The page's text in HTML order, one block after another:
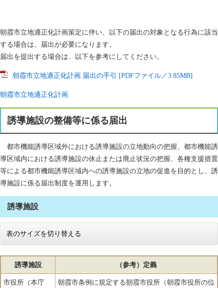
朝霞市立地適正化計画策定に伴い、以下の届出の対象となる行為に該当
する場合は、届出が必要になります。
届出を提出する場合は、以下を参考にしてください。
朝霞市立地適正化計画 届出の手引 [PDFファイル／3.85MB]
朝霞市立地適正化計画
誘導施設の整備等に係る届出
都市機能誘導区域外における誘導施設の立地動向の把握、都市機能誘
導区域内における誘導施設の休止または廃止状況の把握、各種支援措置
等による都市機能誘導区域内への誘導施設の立地の促進を目的とし、誘
導施設に係る届出制度を運用します。
誘導施設
表のサイズを切り替える
誘導施設 （参考）定義
市役所（本庁
朝霞市条例に規定する朝霞市役所（朝霞市役所の位